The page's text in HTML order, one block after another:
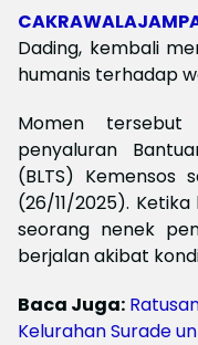
Dading, kembali
humanis terhadap
Momen
penyaluran
(BLTS) Kemensos
(26/11/2025).
seorang nenek
berjalan akibat
Baca Juga:
Kelurahan Surade